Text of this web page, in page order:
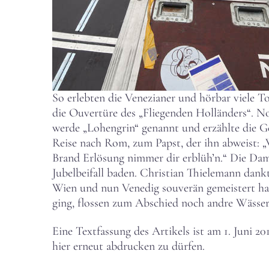
So erlebten die Venezianer und hörbar viele
die Ouvertüre des „Fliegenden Holländers“.
werde „Lohengrin“ genannt und erzählte die
Reise nach Rom, zum Papst, der ihn
Brand Erlösung nimmer dir erblüh’n.“ Die
Jubelbeifall baden. Christian Thielemann
Wien und nun Venedig souverän gemeistert
ging, flossen zum Abschied noch andre
Eine Textfassung des Artikels ist am 1. Juni
hier erneut abdrucken zu dürfen.